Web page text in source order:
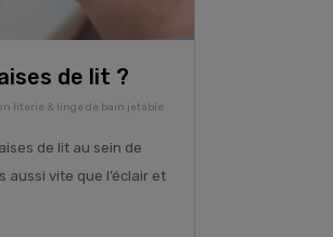
de lit ?
literie & linge de bain jetable
de lit au sein de
aussi vite que l’éclair et